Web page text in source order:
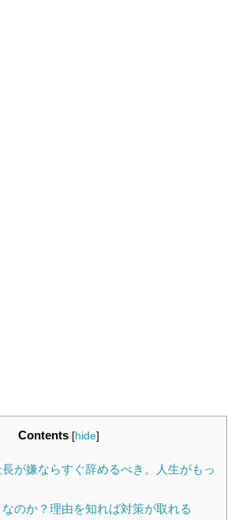
Contents [hide]
が嫌ならすぐ辞めるべき。人生がもっ
のか？理由を知れば対策が取れる